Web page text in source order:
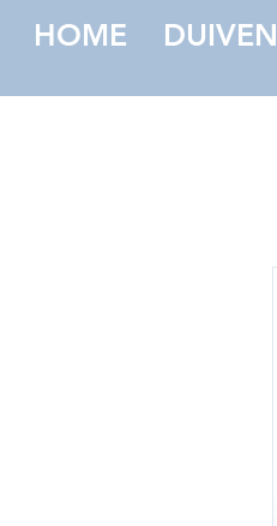
HOME DUIVEN